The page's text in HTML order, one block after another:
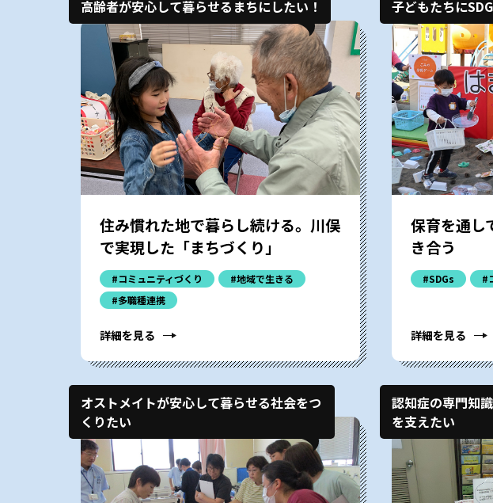
高齢者が安心して暮らせるまちにしたい！
住み慣れた地で暮らし続ける。川俣
で実現した「まちづくり」
#コミュニティづくり
#地域で生きる
#多職種連携
詳細を見る
子どもたちに
保育を通し
き合う
#SDGs #
詳細を見る
オストメイトが安心して暮らせる社会をつ
くりたい
認知症の専門知
を支えたい